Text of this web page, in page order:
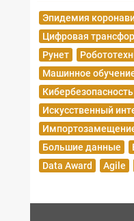
Эпидемия
Цифровая
Рунет
Машинное
Кибербезопасность
Искусственный
Большие данные
Data Award
Agile